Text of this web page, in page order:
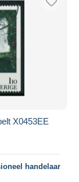
X0453EE
handelaar